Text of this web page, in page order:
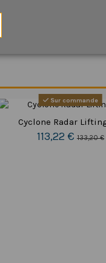
Sur commande
Cyclone Radar
113,22 € 133,20 €